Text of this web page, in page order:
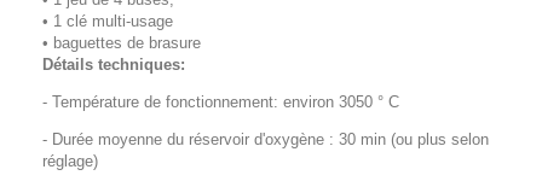
• 1 clé multi-usage
• baguettes de brasure
Détails techniques:
- Température de fonctionnement: environ 3050 ° C
- Durée moyenne du réservoir d'oxygène : 30 min (ou plus selon
réglage)